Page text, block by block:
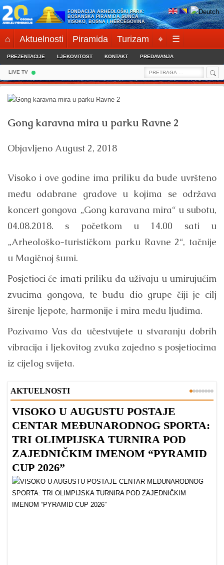
Skip
to
content
FONDACIJA ARHEOLOŠKI PARK:
BOSANSKA PIRAMIDA SUNCA
VISOKO, BOSNA I HERCEGOVINA
⌂ Aktuelnosti Piramida Turizam ⌖ ☰
PREZENTACIJE LJEKOVITOST KONTAKT PREDAVANJA
LIVE TV
Search
for:
Gong karavna mira u parku Ravne 2
Objavljeno August 2, 2018
Visoko i ove godine ima priliku da bude uvršteno
među odabrane gradove u kojima se održava
koncert gongova „Gong karavana mira“ u subotu,
04.08.2018. s početkom u 14.00 sati u
„Arheološko-turističkom parku Ravne 2“, tačnije
u Magičnoj šumi.
Posjetioci će imati priliku da uživaju u umirujućim
zvucima gongova, te budu dio grupe čiji je cilj
širenje ljepote, harmonije i mira među ljudima.
Pozivamo Vas da učestvujete u stvaranju dobrih
vibracija i ljekovitog zvuka zajedno s posjetiocima
iz cijelog svijeta.
AKTUELNOSTI
VISOKO U AUGUSTU POSTAJE
CENTAR MEĐUNARODNOG SPORTA:
TRI OLIMPIJSKA TURNIRA POD
ZAJEDNIČKIM IMENOM “PYRAMID
CUP 2026”